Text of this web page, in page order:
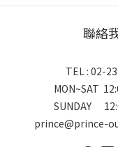
聯絡
TEL : 02-
MON~SAT
SUNDAY
prince@prince-